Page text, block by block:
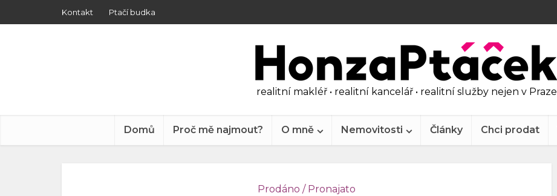
Kontakt Ptačí budka
realitní makléř • realitní kancelář • realitní služby nejen v Praze
Domů Proč mě najmout? O mně Nemovitosti Články Chci prodat
Prodáno / Pronajato